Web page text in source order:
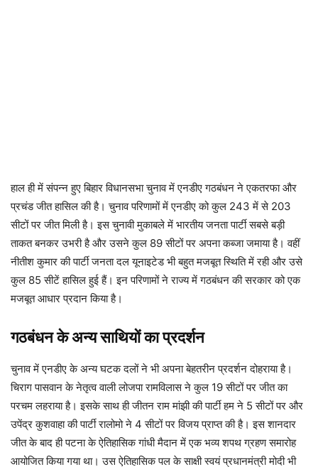
हाल ही में संपन्न हुए बिहार विधानसभा चुनाव में एनडीए गठबंधन ने एकतरफा और
प्रचंड जीत हासिल की है। चुनाव परिणामों में एनडीए को कुल 243 में से 203
सीटों पर जीत मिली है। इस चुनावी मुकाबले में भारतीय जनता पार्टी सबसे बड़ी
ताकत बनकर उभरी है और उसने कुल 89 सीटों पर अपना कब्जा जमाया है। वहीं
नीतीश कुमार की पार्टी जनता दल यूनाइटेड भी बहुत मजबूत स्थिति में रही और उसे
कुल 85 सीटें हासिल हुई हैं। इन परिणामों ने राज्य में गठबंधन की सरकार को एक
मजबूत आधार प्रदान किया है।
गठबंधन के अन्य साथियों का प्रदर्शन
चुनाव में एनडीए के अन्य घटक दलों ने भी अपना बेहतरीन प्रदर्शन दोहराया है।
चिराग पासवान के नेतृत्व वाली लोजपा रामविलास ने कुल 19 सीटों पर जीत का
परचम लहराया है। इसके साथ ही जीतन राम मांझी की पार्टी हम ने 5 सीटों पर और
उपेंद्र कुशवाहा की पार्टी रालोमो ने 4 सीटों पर विजय प्राप्त की है। इस शानदार
जीत के बाद ही पटना के ऐतिहासिक गांधी मैदान में एक भव्य शपथ ग्रहण समारोह
आयोजित किया गया था। उस ऐतिहासिक पल के साक्षी स्वयं प्रधानमंत्री मोदी भी